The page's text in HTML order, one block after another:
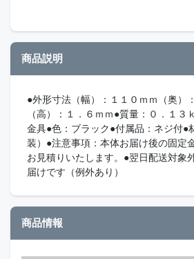
商品説明
●外形寸法（幅）：１１０ｍｍ（奥）
（高）：１．６ｍｍ●質量：０．１３
金具●色：ブラック●付属品：ネジ付●
装）●注意事項：本体お届け後の固定
お見積りいたします。●翌日配送対
届けです（例外あり）
商品情報